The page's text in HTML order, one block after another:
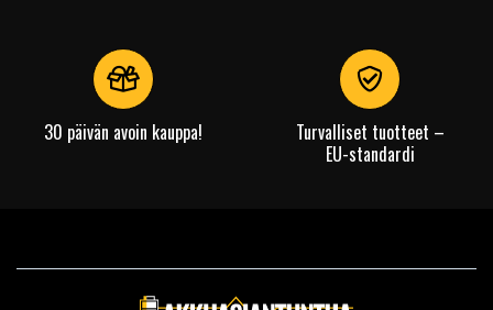
30 päivän avoin kauppa!
Turvalliset tuotteet –
EU-standardi